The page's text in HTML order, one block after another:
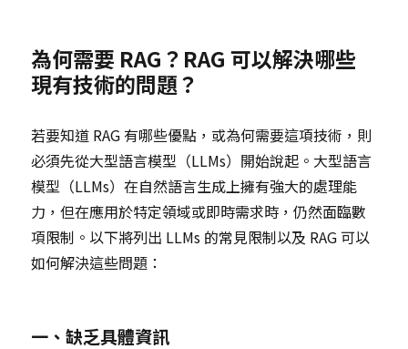
為何需要 RAG？RAG 可以解決哪些
現有技術的問題？
若要知道 RAG 有哪些優點，或為何需要這項技術，則
必須先從大型語言模型（LLMs）開始說起。大型語言
模型（LLMs）在自然語言生成上擁有強大的處理能
力，但在應用於特定領域或即時需求時，仍然面臨數
項限制。以下將列出 LLMs 的常見限制以及 RAG 可以
如何解決這些問題：
一、缺乏具體資訊